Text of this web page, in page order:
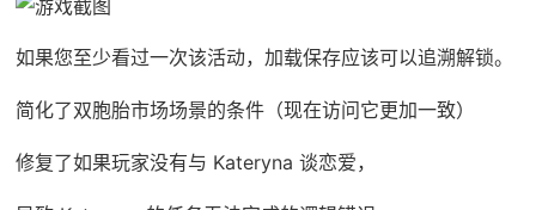
如果您至少看过一次该活动，加载保存应该可以追溯解锁。
简化了双胞胎市场场景的条件（现在访问它更加一致）
修复了如果玩家没有与 Kateryna 谈恋爱，